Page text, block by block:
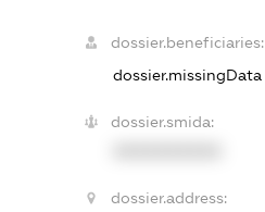
dossier.beneficiaries:
dossier.missingData
dossier.smida:
dossier.address: